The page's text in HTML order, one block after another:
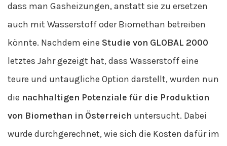
dass man Gasheizungen, anstatt sie zu ersetzen
auch mit Wasserstoff oder Biomethan betreiben
könnte. Nachdem eine Studie von GLOBAL 2000
letztes Jahr gezeigt hat, dass Wasserstoff eine
teure und untaugliche Option darstellt, wurden nun
die nachhaltigen Potenziale für die Produktion
von Biomethan in Österreich untersucht. Dabei
wurde durchgerechnet, wie sich die Kosten dafür im